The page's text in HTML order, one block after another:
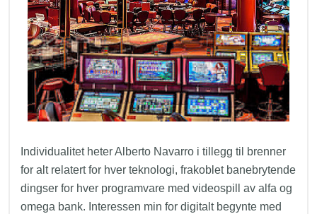
Individualitet heter Alberto Navarro i tillegg til brenner
for alt relatert for hver teknologi, frakoblet banebrytende
dingser for hver programvare med videospill av alfa og
omega bank. Interessen min for digitalt begynte med